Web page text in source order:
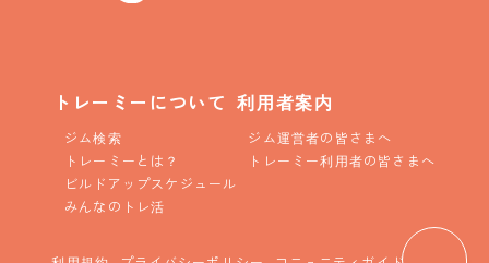
トレーミーについて
ジム検索
トレーミーとは？
ビルドアップスケジュール
みんなのトレ活
利用者案内
ジム運営者の皆さまへ
トレーミー利用者の皆さまへ